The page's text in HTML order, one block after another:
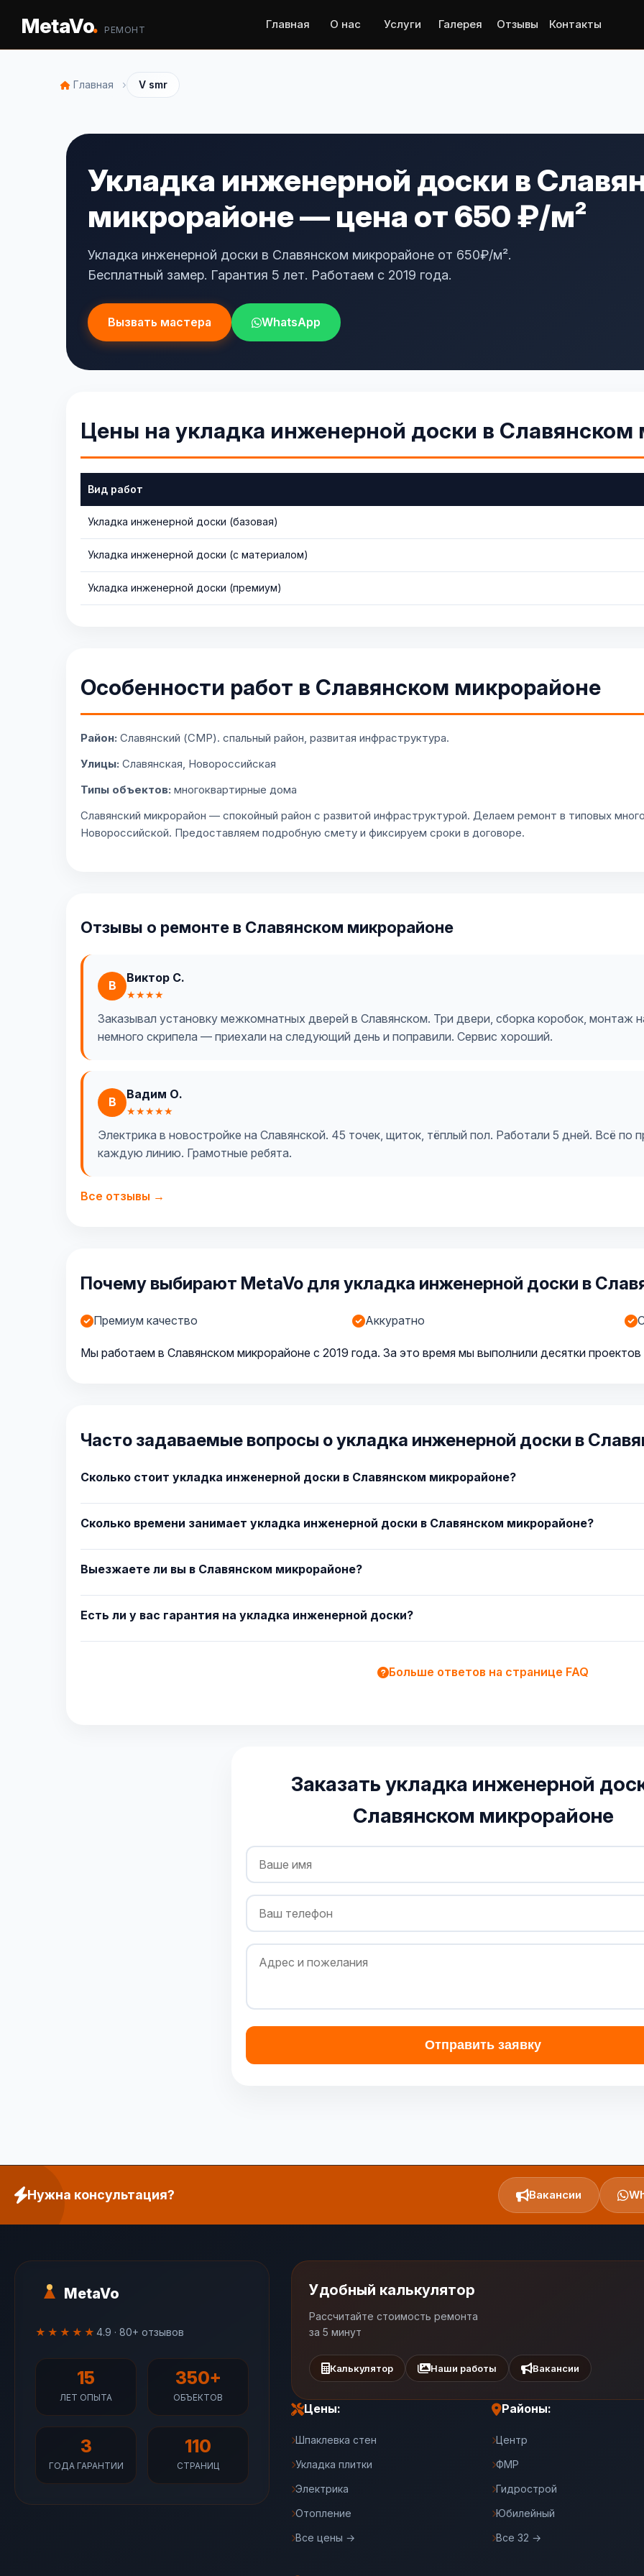
MetaVo. РЕМОНТ Главная О нас Услуги Галерея Отзывы Контакты
Главная › V smr
Укладка инженерной доски в
микрорайоне — цена от 650 ₽/м²
Укладка инженерной доски в Славянском микрорайоне от 650₽/м².
Бесплатный замер. Гарантия 5 лет. Работаем с 2019 года.
Вызвать мастера WhatsApp
Цены на укладка инженерной доски в Славянском
Вид работ
Укладка инженерной доски (базовая)
Укладка инженерной доски (с материалом)
Укладка инженерной доски (премиум)
Особенности работ в Славянском микрорайоне
Район: Славянский (СМР). спальный район, развитая инфраструктура.
Улицы: Славянская, Новороссийская
Типы объектов: многоквартирные дома
Славянский микрорайон — спокойный район с развитой инфраструктурой. Делаем ремонт в типовых
Новороссийской. Предоставляем подробную смету и фиксируем сроки в договоре.
Отзывы о ремонте в Славянском микрорайоне
В
Виктор С.
★★★★
Заказывал установку межкомнатных дверей в Славянском. Три двери, сборка коробок, монтаж
немного скрипела — приехали на следующий день и поправили. Сервис хороший.
В
Вадим О.
★★★★★
Электрика в новостройке на Славянской. 45 точек, щиток, тёплый пол. Работали 5 дней. Всё по
каждую линию. Грамотные ребята.
Все отзывы →
Почему выбирают MetaVo для укладка инженерной доски в
Премиум качество Аккуратно
Мы работаем в Славянском микрорайоне с 2019 года. За это время мы выполнили десятки
Часто задаваемые вопросы о укладка инженерной доски в
Сколько стоит укладка инженерной доски в Славянском микрорайоне?
Сколько времени занимает укладка инженерной доски в Славянском микрорайоне?
Выезжаете ли вы в Славянском микрорайоне?
Есть ли у вас гарантия на укладка инженерной доски?
Больше ответов на странице FAQ
Заказать укладка инженерной
Славянском микрорайоне
Отправить заявку
Нужна консультация? Вакансии
MetaVo
★★★★★ 4.9 · 80+ отзывов
15
ЛЕТ ОПЫТА
350+
ОБЪЕКТОВ
3
ГОДА ГАРАНТИИ
110
СТРАНИЦ
Удобный калькулятор
Рассчитайте стоимость ремонта
за 5 минут
Калькулятор Наши работы Вакансии
Цены:
Шпаклевка стен
Укладка плитки
Электрика
Отопление
Все цены →
Районы:
Центр
ФМР
Гидрострой
Юбилейный
Все 32 →